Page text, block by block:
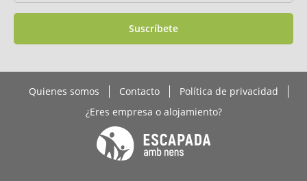
Suscríbete
Quienes somos Contacto
Política de privacidad
¿Eres empresa o alojamiento?